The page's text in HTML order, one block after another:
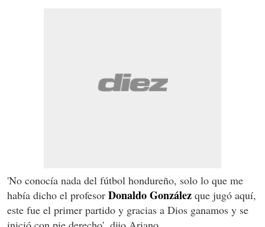
'No conocía nada del fútbol hondureño, solo lo que me
había dicho el profesor Donaldo González que jugó aquí,
este fue el primer partido y gracias a Dios ganamos y se